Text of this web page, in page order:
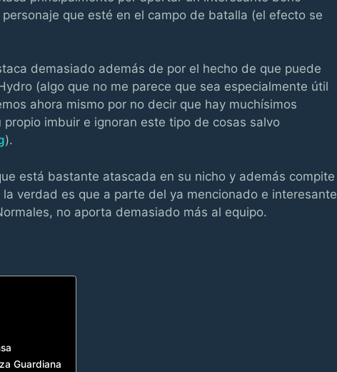
que esté en el campo de batalla (el efecto se
demasiado además de por el hecho de que puede
(algo que no me parece que sea especialmente útil
ahora mismo por no decir que hay muchísimos
imbuir e ignoran este tipo de cosas salvo
).
está bastante atascada en su nicho y además compite
verdad es que a parte del ya mencionado e interesante
no aporta demasiado más al equipo.
Guardiana